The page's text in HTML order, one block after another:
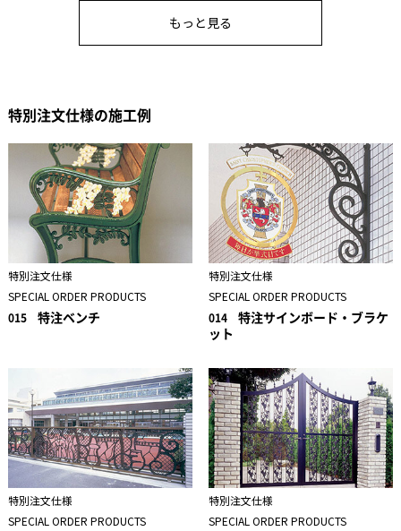
もっと見る
特別注文仕様の施工例
特別注文仕様
SPECIAL ORDER PRODUCTS
015 特注ベンチ
特別注文仕様
SPECIAL ORDER PRODUCTS
014
特注サインボード・ブラケ
ット
特別注文仕様
SPECIAL ORDER PRODUCTS
特別注文仕様
SPECIAL ORDER PRODUCTS